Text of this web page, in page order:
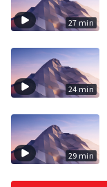
27 min
24 min
29 min